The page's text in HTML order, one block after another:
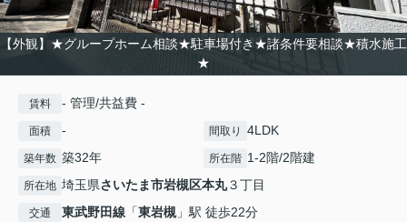
【外観】★グループホーム相談★駐車場付き★諸条件要相談★積水施工
★
賃料 - 管理/共益費 -
面積 - 間取り 4LDK
築年数 築32年 所在階 1-2階/2階建
所在地 埼玉県さいたま市岩槻区本丸３丁目
交通 東武野田線 「東岩槻 」駅 徒歩22分